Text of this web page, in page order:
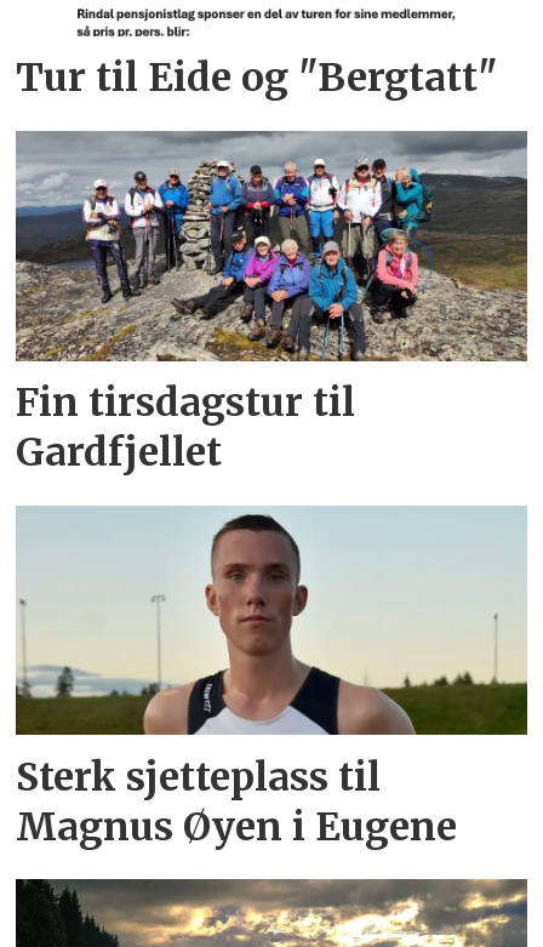
Tur til Eide og "Bergtatt"
Fin tirsdagstur til
Gardfjellet
Sterk sjetteplass til
Magnus Øyen i Eugene